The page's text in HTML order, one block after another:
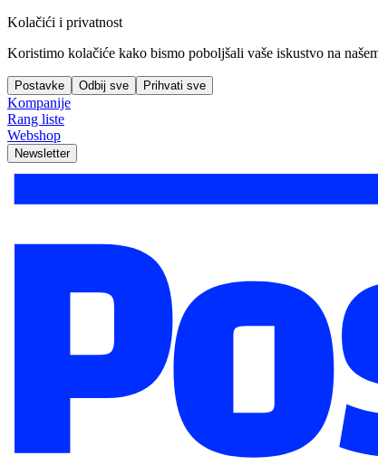
Kolačići i privatnost
Koristimo kolačiće kako bismo poboljšali vaše iskustvo na
Postavke Odbij sve Prihvati sve
Kompanije
Rang liste
Webshop
Newsletter